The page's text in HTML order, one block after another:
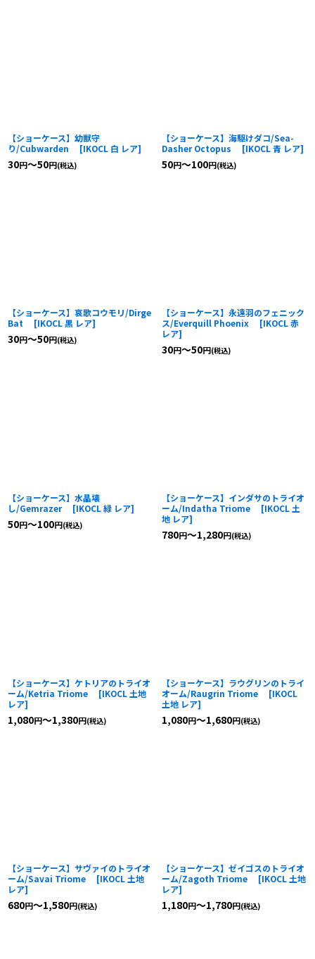
【ショーケース】幼獣守
り/Cubwarden
[IKOCL 白 レア]
30円～50円(税込)
【ショーケース】海駆けダコ/Sea-
Dasher Octopus
[IKOCL 青 レア]
50円～100円(税込)
【ショーケース】哀歌コウモリ/Dirge
Bat
[IKOCL 黒 レア]
30円～50円(税込)
【ショーケース】永遠羽のフェニック
ス/Everquill Phoenix
[IKOCL 赤
レア]
30円～50円(税込)
【ショーケース】水晶壊
し/Gemrazer
[IKOCL 緑 レア]
50円～100円(税込)
【ショーケース】インダサのトライオ
ーム/Indatha Triome
[IKOCL 土
地 レア]
780円～1,280円(税込)
【ショーケース】ケトリアのトライオ
ーム/Ketria Triome
[IKOCL 土地
レア]
1,080円～1,380円(税込)
【ショーケース】ラウグリンのトライ
オーム/Raugrin Triome
[IKOCL
土地 レア]
1,080円～1,680円(税込)
【ショーケース】サヴァイのトライオ
ーム/Savai Triome
[IKOCL 土地
レア]
680円～1,580円(税込)
【ショーケース】ゼイゴスのトライオ
ーム/Zagoth Triome
[IKOCL 土地
レア]
1,180円～1,780円(税込)